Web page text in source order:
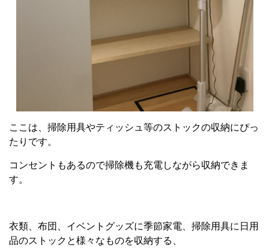
ここは、掃除用具やティッシュ等のストックの収納にぴっ
たりです。
コンセントもあるので掃除機も充電しながら収納できま
す。
衣類、布団、イベントグッズに季節家電、掃除用具に日用
品のストックと様々なものを収納する、